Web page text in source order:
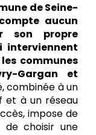
de Seine-
aucun
son propre
interviennent
communes
Gargan et
combinée à un
et à un réseau
impose de
choisir une